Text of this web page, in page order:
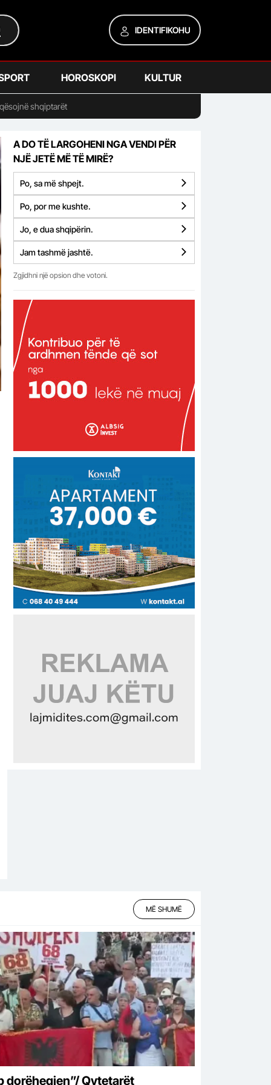
IDENTIFIKOHU
HOROSKOPI KULTUR
shqiptarët
A DO TË LARGOHENI NGA VENDI PËR
NJË JETË MË TË MIRË?
Po, sa më shpejt.
Po, por me kushte.
Jo, e dua shqipërin.
Jam tashmë jashtë.
Zgjidhni një opsion dhe votoni.
MË SHUMË
dorëheqjen”/ Qytetarët